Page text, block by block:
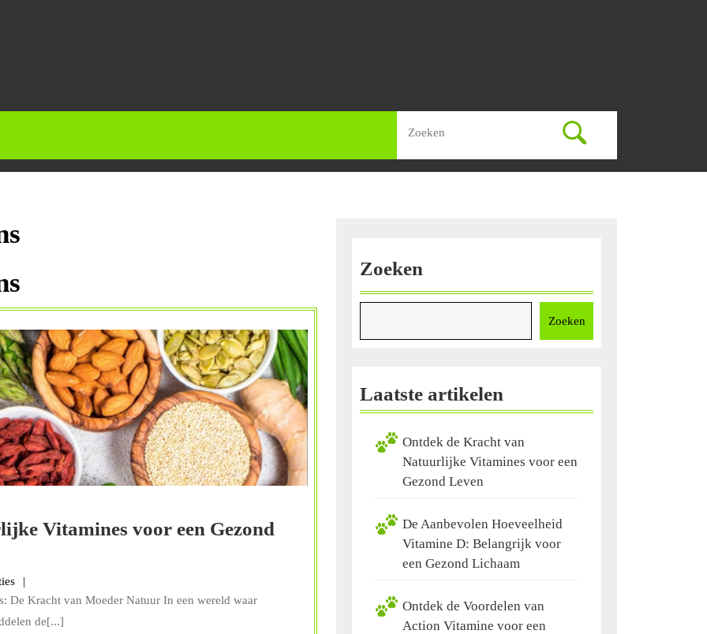
naar:
Vitamines voor een Gezond
Kracht van Moeder Natuur In een wereld waar
de[...]
Zoeken
Zoeken
Laatste artikelen
Ontdek de Kracht van
Natuurlijke Vitamines voor een
Gezond Leven
De Aanbevolen Hoeveelheid
Vitamine D: Belangrijk voor
een Gezond Lichaam
Ontdek de Voordelen van
Action Vitamine voor een